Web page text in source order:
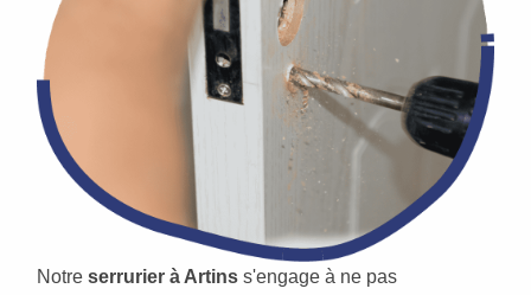
Notre serrurier à Artins s'engage à ne pas